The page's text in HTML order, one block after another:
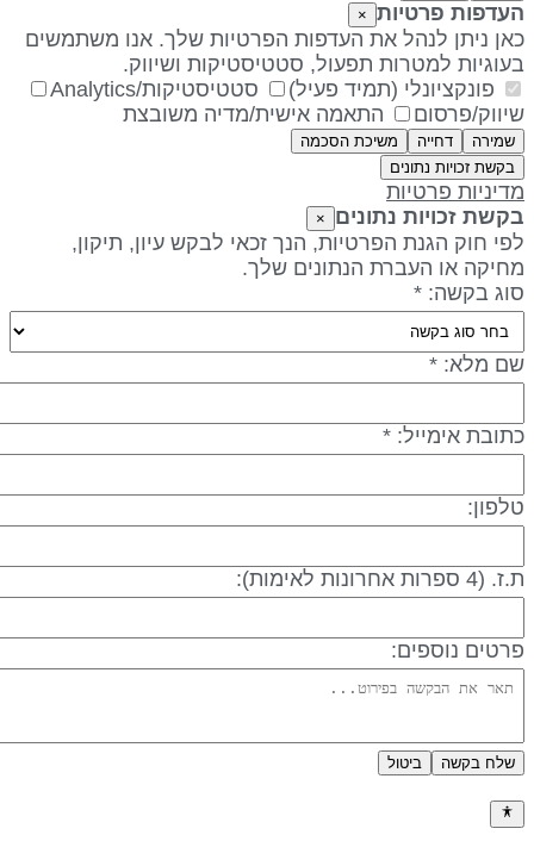
פרטיות ×
ניתן לנהל את העדפות הפרטיות שלך. אנו משתמשים
למטרות תפעול, סטטיסטיקות ושיווק.
פונקציונלי (תמיד פעיל)
סטטיסטיקות/Analytics
פרסום
התאמה אישית/מדיה משובצת
שמירה דחייה
משיכת הסכמה
בקשת זכויות נתונים
פרטיות
זכויות נתונים
חוק הגנת הפרטיות, הנך זכאי לבקש עיון, תיקון,
או העברת הנתונים שלך.
בקשה: *
מלא: *
אימייל: *
ספרות אחרונות לאימות):
נוספים:
שלח בקשה ביטול